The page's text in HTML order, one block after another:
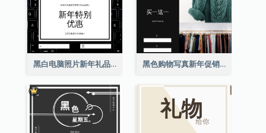
黑白电脑照片新年礼品卡 黑色购物写真新年促销礼品卡